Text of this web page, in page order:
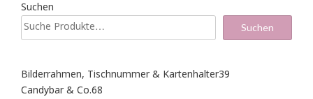
Suchen
Suchen
Bilderrahmen, Tischnummer & Kartenhalter39
Candybar & Co.68